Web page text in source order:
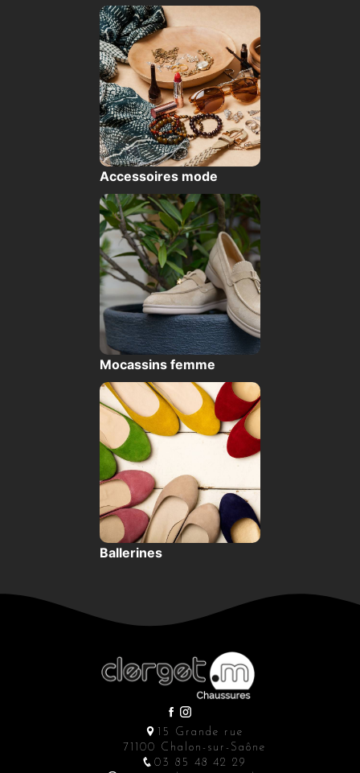
Accessoires mode
Mocassins femme
Ballerines
15 Grande rue
71100 Chalon-sur-Saône
03 85 48 42 29